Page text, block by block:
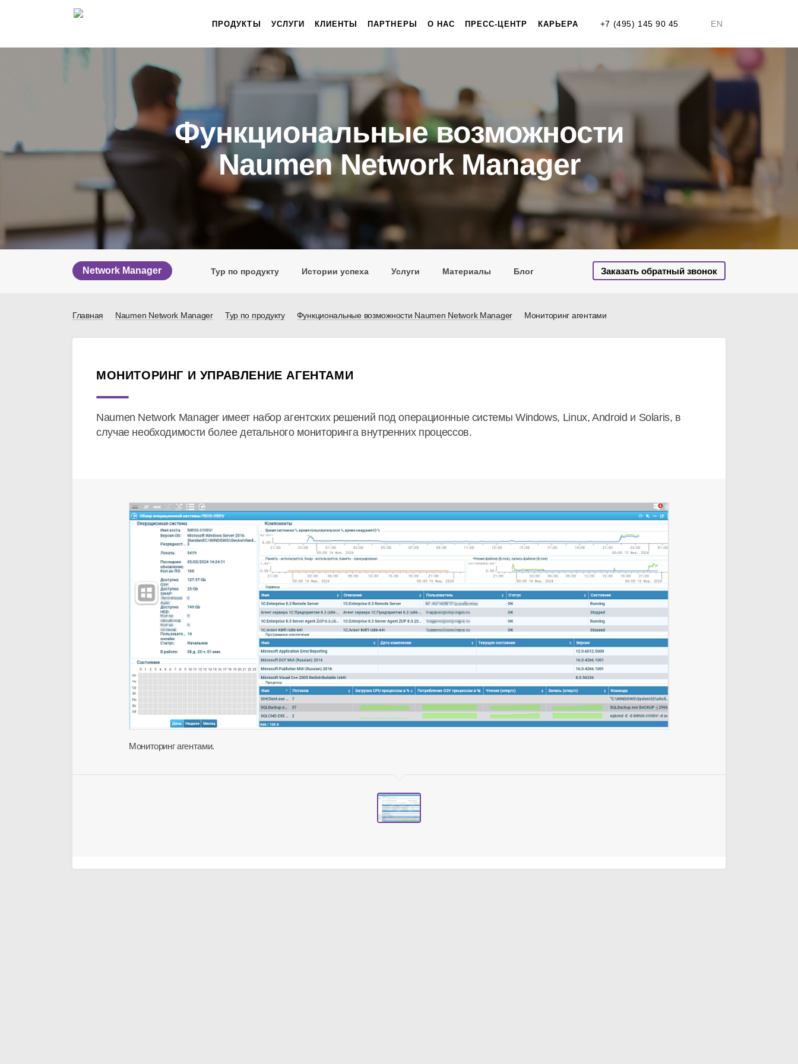
+7 (495) 145 90 45 EN
ПРОДУКТЫ УСЛУГИ КЛИЕНТЫ ПАРТНЕРЫ О НАС ПРЕСС-ЦЕНТР КАРЬЕРА
Функциональные возможности
NaumenNetwork Manager
Тур по продукту Истории успеха Услуги Материалы Блог Заказать обратный звонок
Network Manager
Главная Naumen Network Manager Тур по продукту Функциональные возможности Naumen Network Manager Мониторинг агентами
МОНИТОРИНГ И УПРАВЛЕНИЕ АГЕНТАМИ
Naumen Network Manager имеет набор агентских решений под операционные системы Windows, Linux, Android и Solaris, в
случае необходимости более детального мониторинга внутренних процессов.
Мониторинг агентами.